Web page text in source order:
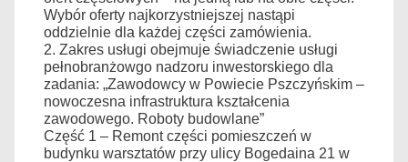
Wybór oferty najkorzystniejszej nastąpi
oddzielnie dla każdej części zamówienia.
2. Zakres usługi obejmuje świadczenie usługi
pełnobranżowgo nadzoru inwestorskiego dla
zadania: „Zawodowcy w Powiecie Pszczyńskim –
nowoczesna infrastruktura kształcenia
zawodowego. Roboty budowlane”
Część 1 – Remont części pomieszczeń w
budynku warsztatów przy ulicy Bogedaina 21 w